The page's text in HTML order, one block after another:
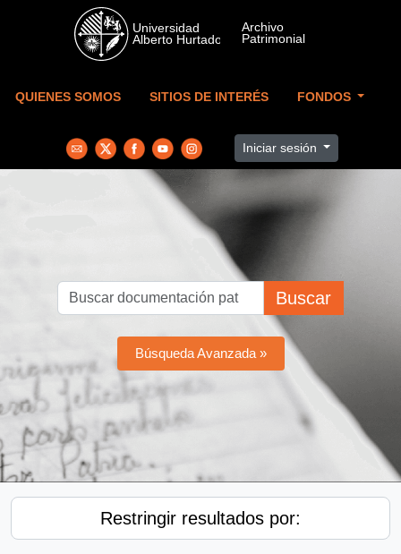
Skip to main content
QUIENES SOMOS SITIOS DE INTERÉS FONDOS
Iniciar sesión
Buscar
Búsqueda Avanzada »
Restringir resultados por: